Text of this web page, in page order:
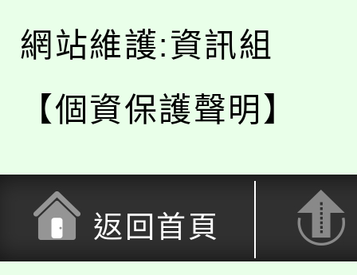
網站維護:資訊組
【個資保護聲明】
返回首頁